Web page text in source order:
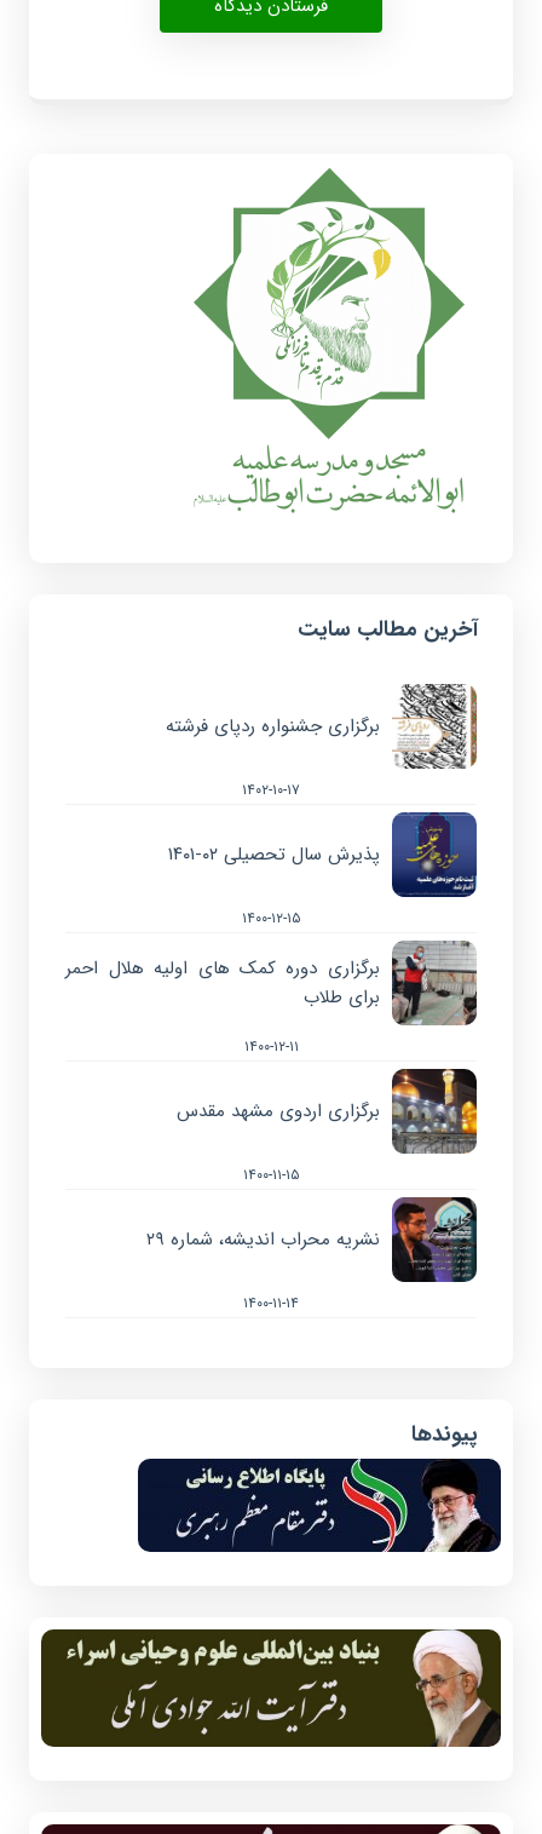
آخرین مطالب سایت
برگزاری جشنواره ردپای فرشته
۱۴۰۲-۱۰-۱۷
پذیرش سال تحصیلی ۰۲-۱۴۰۱
۱۴۰۰-۱۲-۱۵
برگزاری دوره کمک های اولیه هلال احمر
برای طلاب
۱۴۰۰-۱۲-۱۱
برگزاری اردوی مشهد مقدس
۱۴۰۰-۱۱-۱۵
نشریه محراب اندیشه، شماره ۲۹
۱۴۰۰-۱۱-۱۴
پیوندها